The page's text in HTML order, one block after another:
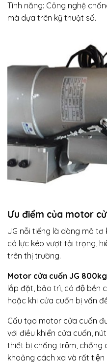
Tính năng: Công nghệ
mà dựa trên kỹ thuật số.
Ưu điểm của motor
JG nỗi tiếng là dòng mô
có lực kéo vượt tải trọng,
trên thị trường.
Motor cửa cuốn JG 800kg
lắp đặt, bảo trì, có độ bền
hoặc khi cửa cuốn bị vấn
Cấu tạo motor cửa cuốn
với điều khiển cửa cuốn,
thiết bị chống trộm, chống
khoảng cách xa và rất tiện